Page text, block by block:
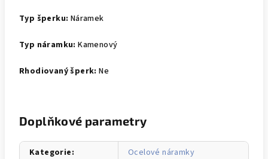
Typ šperku: Náramek
Typ náramku: Kamenový
Rhodiovaný šperk: Ne
Doplňkové parametry
Kategorie:
Ocelové náramky